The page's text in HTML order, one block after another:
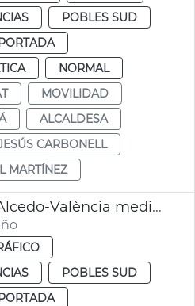
POBLES SUD
NORMAL
MOVILIDAD
ALCALDESA
CARBONELL
MARTÍNEZ
Conexión Forn d’Alcedo-València mediante autobuses lanzadera EMT
POBLES SUD